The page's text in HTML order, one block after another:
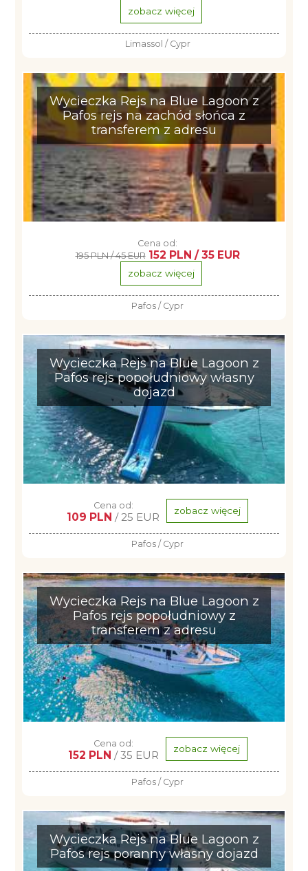
zobacz więcej
Limassol / Cypr
Wycieczka Rejs na Blue Lagoon z
Pafos rejs na zachód słońca z
transferem z adresu
Cena od:
195 PLN / 45 EUR 152 PLN / 35 EUR
zobacz więcej
Pafos / Cypr
Wycieczka Rejs na Blue Lagoon z
Pafos rejs popołudniowy własny
dojazd
Cena od:
109 PLN / 25 EUR zobacz więcej
Pafos / Cypr
Wycieczka Rejs na Blue Lagoon z
Pafos rejs popołudniowy z
transferem z adresu
Cena od:
152 PLN / 35 EUR zobacz więcej
Pafos / Cypr
Wycieczka Rejs na Blue Lagoon z
Pafos rejs poranny własny dojazd